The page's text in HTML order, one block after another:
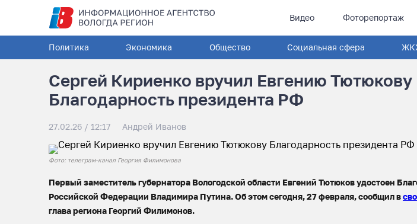
Видео Фоторепортаж
Политика Экономика Общество Социальная сфера
Сергей Кириенко вручил Евгению Тютюкову
Благодарность президента РФ
27.02.26 / 12:17 Андрей Иванов
Фото: телеграм-канал Георгия Филимонова
Первый заместитель губернатора Вологодской области Евгений Тютюков удостоен
Российской Федерации Владимира Путина. Об этом сегодня, 27 февраля, сообщил в
глава региона Георгий Филимонов.